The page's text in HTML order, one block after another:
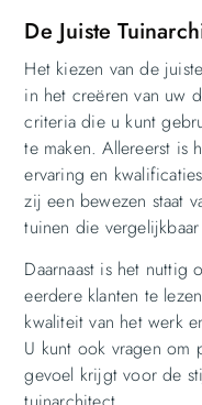
De Juiste
Het kiezen van de
in het creëren van uw
criteria die u kunt
te maken. Allereerst is
ervaring en
zij een bewezen staat
tuinen die
Daarnaast is het nuttig
eerdere klanten te
kwaliteit van het werk
U kunt ook vragen om
gevoel krijgt voor de